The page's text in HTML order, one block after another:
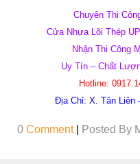
Chuyên Thi
Cửa Nhựa Lõi Thép
Nhận Thi Công
Uy Tín – Chất
Hotline:
Địa Chỉ: X. Tân Liên
0 Comment Posted By